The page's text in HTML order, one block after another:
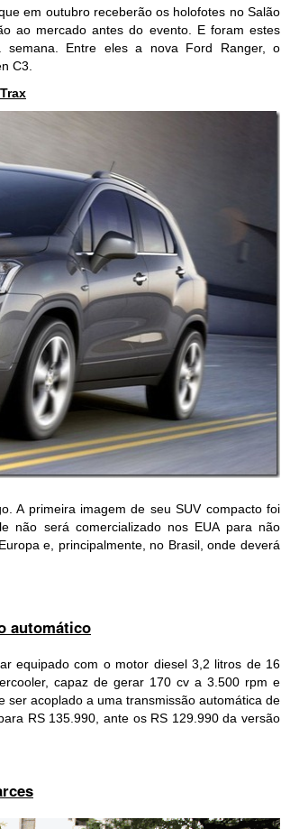
em outubro receberão os holofotes no Salão
ao mercado antes do evento. E foram estes
semana. Entre eles a nova Ford Ranger, o
C3.
A primeira imagem de seu SUV compacto foi
não será comercializado nos EUA para não
e, principalmente, no Brasil, onde deverá
automático
equipado com o motor diesel 3,2 litros de 16
capaz de gerar 170 cv a 3.500 rpm e
ser acoplado a uma transmissão automática de
RS 135.990, ante os RS 129.990 da versão